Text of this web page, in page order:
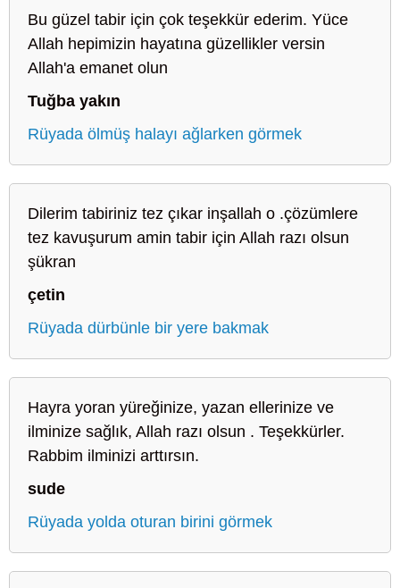
Bu güzel tabir için çok teşekkür ederim. Yüce
Allah hepimizin hayatına güzellikler versin
Allah'a emanet olun
Tuğba yakın
Rüyada ölmüş halayı ağlarken görmek
Dilerim tabiriniz tez çıkar inşallah o .çözümlere
tez kavuşurum amin tabir için Allah razı olsun
şükran
çetin
Rüyada dürbünle bir yere bakmak
Hayra yoran yüreğinize, yazan ellerinize ve
ilminize sağlık, Allah razı olsun . Teşekkürler.
Rabbim ilminizi arttırsın.
sude
Rüyada yolda oturan birini görmek